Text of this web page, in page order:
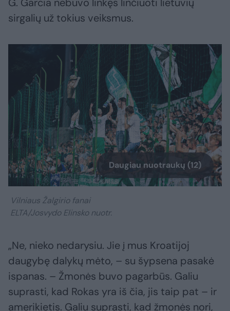
sirgalių už tokius veiksmus.
Daugiau nuotraukų (12)
Vilniaus Žalgirio fanai
ELTA/Josvydo Elinsko nuotr.
„Ne, nieko nedarysiu. Jie į mus Kroatijoj
daugybę dalykų mėto, – su šypsena pasakė
ispanas. – Žmonės buvo pagarbūs. Galiu
suprasti, kad Rokas yra iš čia, jis taip pat – ir
amerikietis. Galiu suprasti, kad žmonės nori,